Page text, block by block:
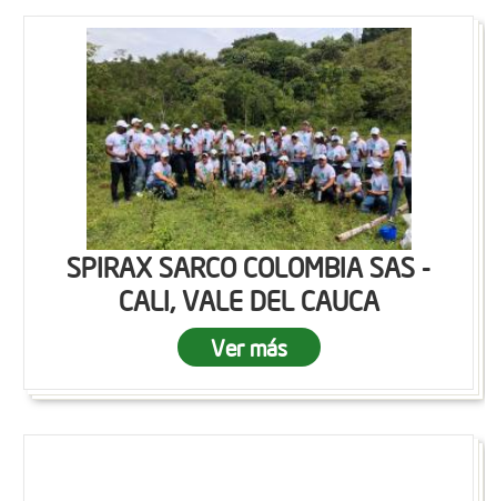
SPIRAX SARCO COLOMBIA SAS -
CALI, VALE DEL CAUCA
Ver más